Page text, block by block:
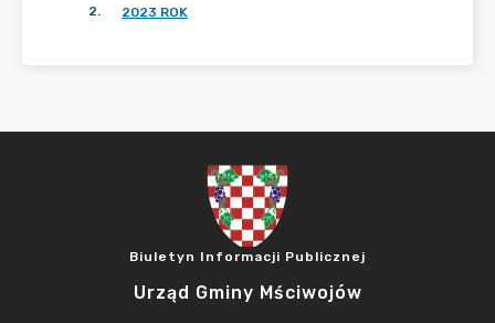
2. 2023 ROK
Biuletyn Informacji Publicznej
Urząd Gminy Mściwojów